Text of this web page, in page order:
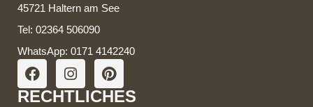
45721 Haltern am See
Tel: 02364 506090
WhatsApp: 0171 4142240
RECHTLICHES